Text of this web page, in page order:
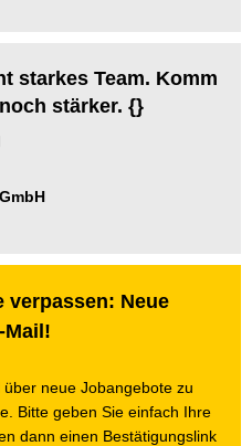
starkes Team. Komm
stärker. {}
verpassen: Neue
Mail!
neue Jobangebote zu
Bitte geben Sie einfach Ihre
dann einen Bestätigungslink